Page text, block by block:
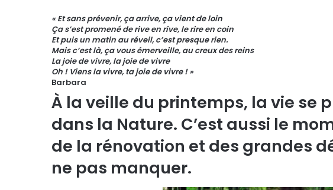
« Et sans prévenir, ça arrive, ça vient de loin
Ça s’est promené de rive en rive, le rire en coin
Et puis un matin au réveil, c’est presque rien.
Mais c’est là, ça vous émerveille, au creux des reins
La joie de vivre, la joie de vivre
Oh ! Viens la vivre, ta joie de vivre ! »
Barbara
À la veille du printemps, la vie se
dans la Nature. C’est aussi le
de la rénovation et des grandes
ne pas manquer.